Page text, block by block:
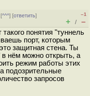
^^^] [ответить]
–1
+ / –
понятия "туннель
порт, которым
защитная стена. Ты
нём можно открыть, а
режим работы этих
подозрительные
запросов